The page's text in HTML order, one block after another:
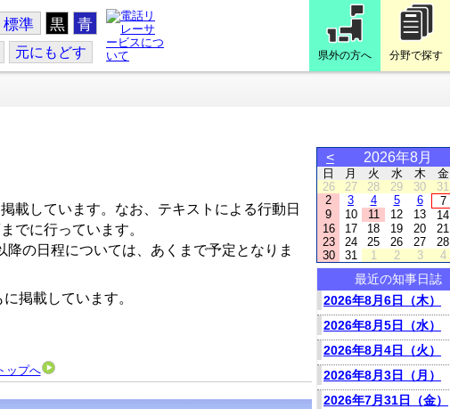
標準 黒 青
元にもどす 県外の方へ 分野で探す
載しています。なお、テキストによる行動日
でに行っています。
の日程については、あくまで予定となりま
掲載しています。
ップへ
< 2026年8月
日 月 火 水 木 金
26
27 28 29 30 31
2
3 4 5 6 7
9
10 11 12 13 14
16
17 18 19 20 21
23
24 25 26 27 28
30
31 1 2 3 4
最近の知事日誌
2026年8月6日（木）
2026年8月5日（水）
2026年8月4日（火）
2026年8月3日（月）
2026年7月31日（金）